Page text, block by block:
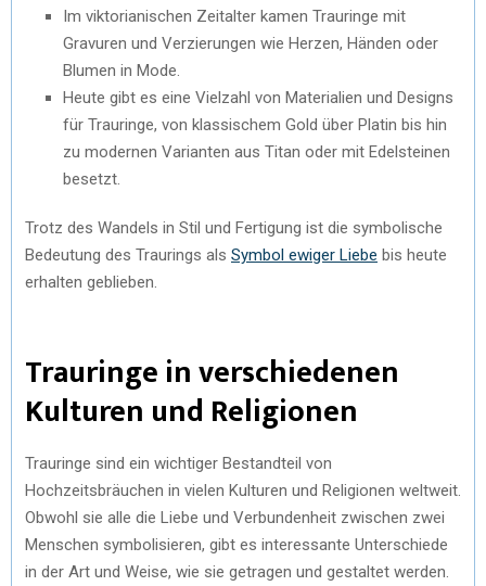
Im viktorianischen Zeitalter kamen Trauringe mit
Gravuren und Verzierungen wie Herzen, Händen oder
Blumen in Mode.
Heute gibt es eine Vielzahl von Materialien und Designs
für Trauringe, von klassischem Gold über Platin bis hin
zu modernen Varianten aus Titan oder mit Edelsteinen
besetzt.
Trotz des Wandels in Stil und Fertigung ist die symbolische
Bedeutung des Traurings als Symbol ewiger Liebe bis heute
erhalten geblieben.
Trauringe in verschiedenen
Kulturen und Religionen
Trauringe sind ein wichtiger Bestandteil von
Hochzeitsbräuchen in vielen Kulturen und Religionen weltweit.
Obwohl sie alle die Liebe und Verbundenheit zwischen zwei
Menschen symbolisieren, gibt es interessante Unterschiede
in der Art und Weise, wie sie getragen und gestaltet werden.